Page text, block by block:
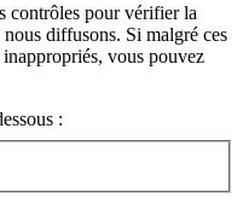
contrôles pour vérifier la
diffusons. Si malgré ces
vous pouvez
: